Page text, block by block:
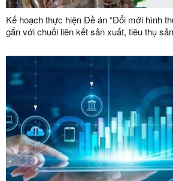
Kế hoạch thực hiện Đề án “Đổi mới hình
gắn với chuỗi liên kết sản xuất, tiêu thụ
2030”